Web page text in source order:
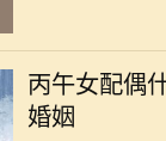
丙午女配偶
婚姻